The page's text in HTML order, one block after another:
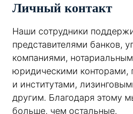
Личный контакт
Наши сотрудники
представителями банков,
компаниями,
юридическими конторами,
и институтами,
другим. Благодаря этому
больше, чем остальные.